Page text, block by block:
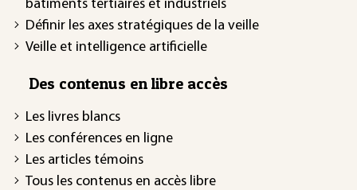
bâtiments tertiaires et industriels
Définir les axes stratégiques de la veille
Veille et intelligence artificielle
Des contenus en libre accès
Les livres blancs
Les conférences en ligne
Les articles témoins
Tous les contenus en accès libre